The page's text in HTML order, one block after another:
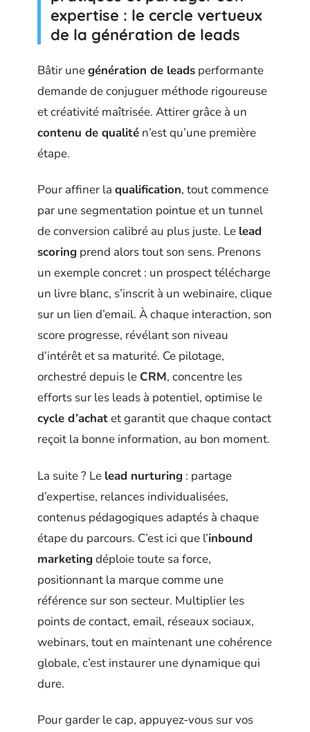
expertise : le cercle vertueux
de la génération de leads
Bâtir unegénération de leads performante
demande de conjuguer méthode rigoureuse
et créativité maîtrisée. Attirer grâce à un
contenu de qualité n’est qu’une première
étape.
Pour affiner la qualification, tout commence
par une segmentation pointue et un tunnel
de conversion calibré au plus juste. Le lead
scoring prend alors tout son sens. Prenons
un exemple concret : un prospect télécharge
un livre blanc, s’inscrit à un webinaire, clique
sur un lien d’email. À chaque interaction, son
score progresse, révélant son niveau
d’intérêt et sa maturité. Ce pilotage,
orchestré depuis le CRM, concentre les
efforts sur les leads à potentiel, optimise le
cycle d’achatet garantit que chaque contact
reçoit la bonne information, au bon moment.
La suite ? Le lead nurturing : partage
d’expertise, relances individualisées,
contenus pédagogiques adaptés à chaque
étape du parcours. C’est ici que l’inbound
marketingdéploie toute sa force,
positionnant la marque comme une
référence sur son secteur. Multiplier les
points de contact, email, réseaux sociaux,
webinars, tout en maintenant une cohérence
globale, c’est instaurer une dynamique qui
dure.
Pour garder le cap, appuyez-vous sur vos